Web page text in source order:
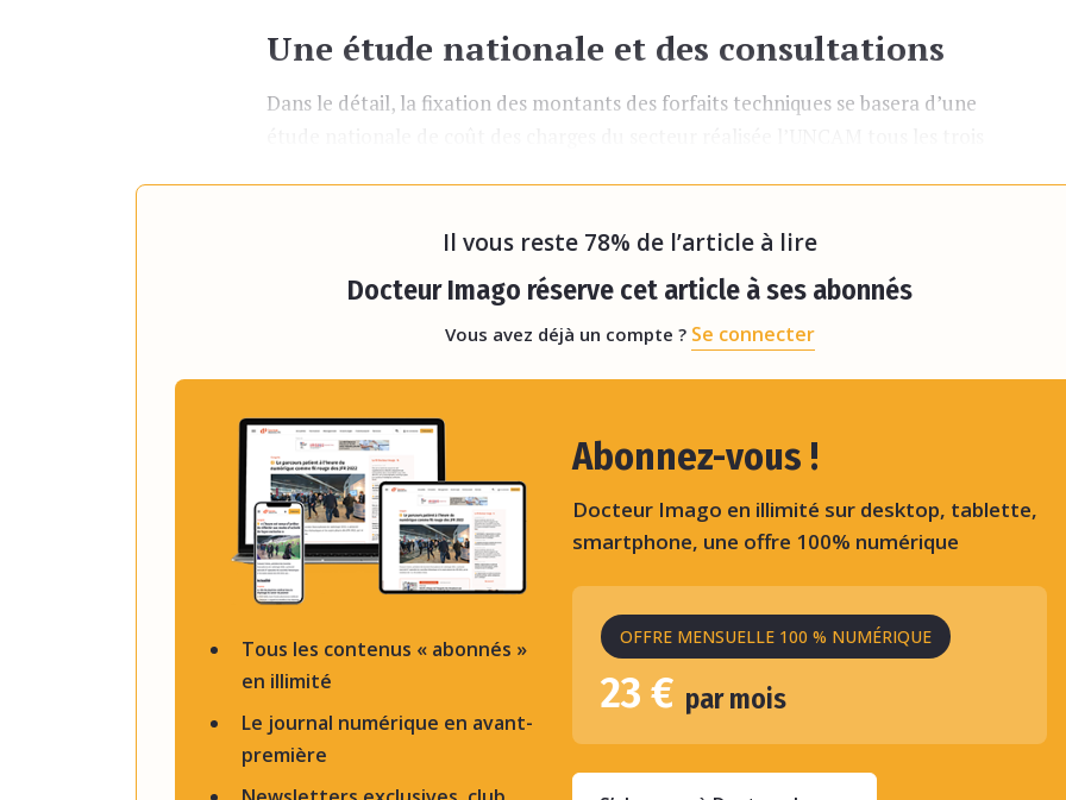
Une étude nationale et des consultations
Dans le détail, la fixation des montants des forfaits techniques se basera d’une
Il vous reste 78% de l’article à lire
Docteur Imago réserve cet article à ses abonnés
Vous avez déjà un compte ? Se connecter
Tous les contenus « abonnés »
en illimité
Le journal numérique en avant-
première
Abonnez-vous !
Docteur Imago en illimité sur desktop, tablette,
smartphone, une offre 100% numérique
OFFRE MENSUELLE 100 % NUMÉRIQUE
23 € par mois